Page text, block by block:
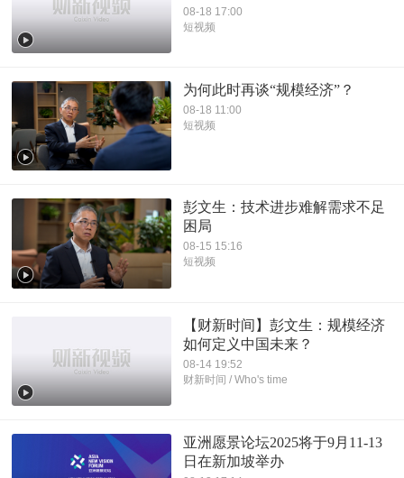
08-18 17:00
短视频
为何此时再谈“规模经济”？
08-18 11:00
短视频
彭文生：技术进步难解需求不足
困局
08-15 15:16
短视频
【财新时间】彭文生：规模经济
如何定义中国未来？
08-14 19:52
财新时间 / Who's time
亚洲愿景论坛2025将于9月11-13
日在新加坡举办